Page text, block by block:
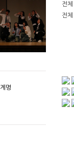
명
전
전